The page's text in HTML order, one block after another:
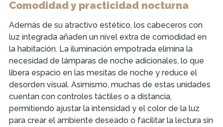
Comodidad y practicidad nocturna
Además de su atractivo estético, los cabeceros con
luz integrada añaden un nivel extra de comodidad en
la habitación. La iluminación empotrada elimina la
necesidad de lámparas de noche adicionales, lo que
libera espacio en las mesitas de noche y reduce el
desorden visual. Asimismo, muchas de estas unidades
cuentan con controles táctiles o a distancia,
permitiendo ajustar la intensidad y el color de la luz
para crear el ambiente deseado o facilitar la lectura sin